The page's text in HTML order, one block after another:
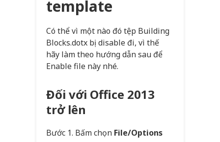
template
Có thể vì một nào đó tệp Building
Blocks.dotx bị disable đi, vì thế
hãy làm theo hướng dẫn sau để
Enable file này nhé.
Đối với Office 2013
trở lên
Bước 1. Bấm chọn File/Options